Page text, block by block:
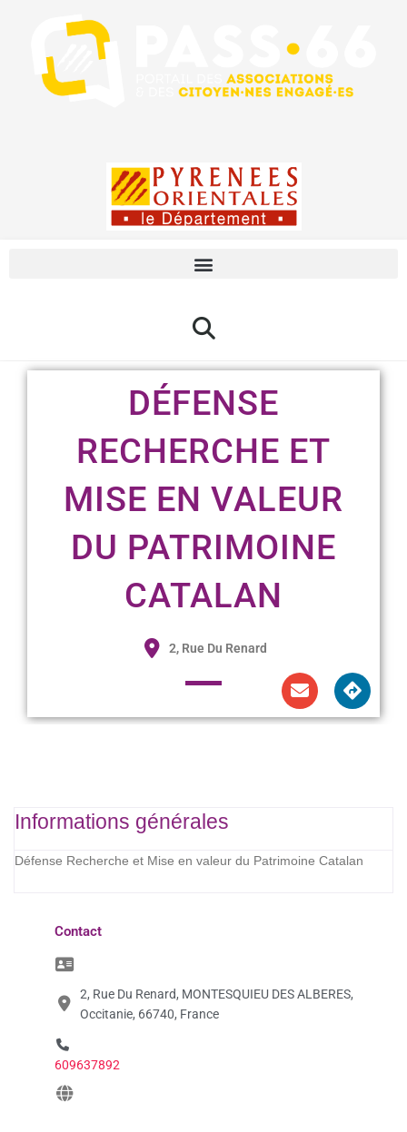
DÉFENSE
RECHERCHE ET
MISE EN VALEUR
DU PATRIMOINE
CATALAN
2, Rue Du Renard
Informations générales
Défense Recherche et Mise en valeur du Patrimoine Catalan
Contact
2, Rue Du Renard, MONTESQUIEU DES ALBERES,
Occitanie, 66740, France
609637892